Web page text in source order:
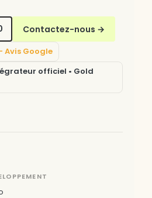
Contactez-nous →
Avis Google
officiel • Gold